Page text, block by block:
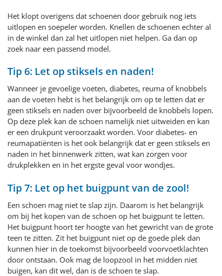
Het klopt overigens dat schoenen door gebruik nog iets
uitlopen en soepeler worden. Knellen de schoenen echter al
in de winkel dan zal het uitlopen niet helpen. Ga dan op
zoek naar een passend model.
Tip 6: Let op stiksels en naden!
Wanneer je gevoelige voeten, diabetes, reuma of knobbels
aan de voeten hebt is het belangrijk om op te letten dat er
geen stiksels en naden over bijvoorbeeld de knobbels lopen.
Op deze plek kan de schoen namelijk niet uitweiden en kan
er een drukpunt veroorzaakt worden. Voor diabetes- en
reumapatiënten is het ook belangrijk dat er geen stiksels en
naden in het binnenwerk zitten, wat kan zorgen voor
drukplekken en in het ergste geval voor wondjes.
Tip 7: Let op het buigpunt van de zool!
Een schoen mag niet te slap zijn. Daarom is het belangrijk
om bij het kopen van de schoen op het buigpunt te letten.
Het buigpunt hoort ter hoogte van het gewricht van de grote
teen te zitten. Zit het buigpunt niet op de goede plek dan
kunnen hier in de toekomst bijvoorbeeld voorvoetklachten
door ontstaan. Ook mag de loopzool in het midden niet
buigen, kan dit wel, dan is de schoen te slap.